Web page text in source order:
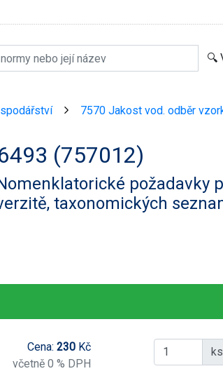
7570 Jakost vod. odběr
(757012)
požadavky
taxonomických
Cena: 230Kč
včetně 0 % DPH
ks